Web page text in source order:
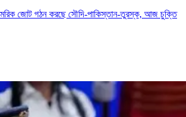
জোট গঠন করছে সৌদি-পাকিস্তান-তুরস্ক, আজ চুক্তি